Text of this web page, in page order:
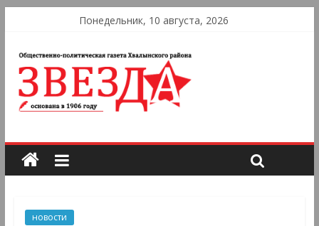
Понедельник, 10 августа, 2026
новости